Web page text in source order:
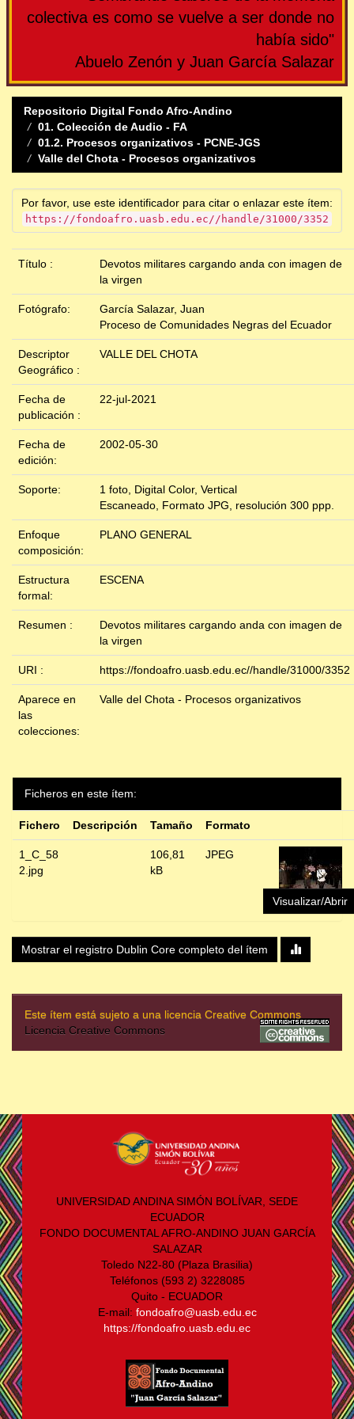
colectiva es como se vuelve a ser donde no
había sido"
Abuelo Zenón y Juan García Salazar
Repositorio Digital Fondo Afro-Andino
01. Colección de Audio - FA
01.2. Procesos organizativos - PCNE-JGS
Valle del Chota - Procesos organizativos
Por favor, use este identificador para citar o enlazar este ítem:
https://fondoafro.uasb.edu.ec//handle/31000/3352
Título :
Devotos militares cargando anda con imagen de
la virgen
Fotógrafo:
García Salazar, Juan
Proceso de Comunidades Negras del Ecuador
Descriptor
Geográfico :
VALLE DEL CHOTA
Fecha de
publicación :
22-jul-2021
Fecha de
edición:
2002-05-30
Soporte:
1 foto, Digital Color, Vertical
Escaneado, Formato JPG, resolución 300 ppp.
Enfoque
composición:
PLANO GENERAL
Estructura
formal:
ESCENA
Resumen :
Devotos militares cargando anda con imagen de
la virgen
URI : https://fondoafro.uasb.edu.ec//handle/31000/3352
Aparece en
las
colecciones:
Valle del Chota - Procesos organizativos
Ficheros en este ítem:
Fichero Descripción Tamaño Formato
1_C_58
2.jpg
106,81
kB
JPEG
Visualizar/Abrir
Mostrar el registro Dublin Core completo del ítem
Este ítem está sujeto a una licencia Creative Commons
Licencia Creative Commons
UNIVERSIDAD ANDINA SIMÓN BOLÍVAR, SEDE
ECUADOR
FONDO DOCUMENTAL AFRO-ANDINO JUAN GARCÍA
SALAZAR
Toledo N22-80 (Plaza Brasilia)
Teléfonos (593 2) 3228085
Quito - ECUADOR
E-mail: fondoafro@uasb.edu.ec
https://fondoafro.uasb.edu.ec